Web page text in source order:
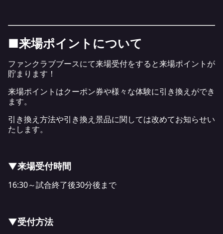
■来場ポイントについて
ファンクラブブースにて来場受付をすると来場ポイントが
貯まります！
来場ポイントはクーポン券や様々な体験に引き換えができ
ます。
引き換え方法や引き換え景品に関しては改めてお知らせい
たします。
▼来場受付時間
16:30～試合終了後30分後まで
▼受付方法